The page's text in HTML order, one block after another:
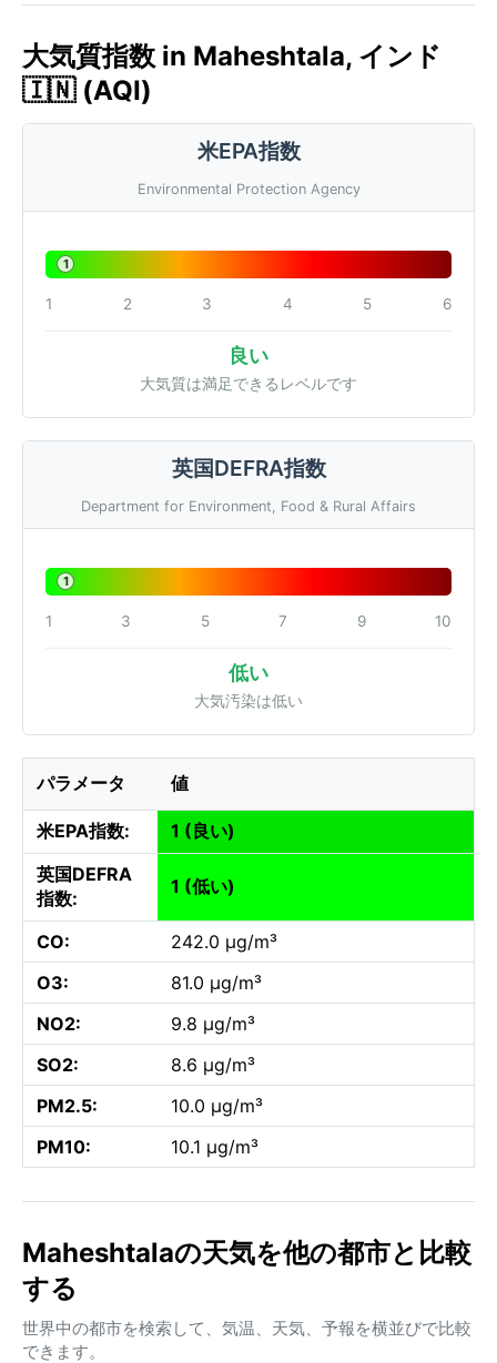
大気質指数 in Maheshtala, インド
🇮🇳 (AQI)
米EPA指数
Environmental Protection Agency
1
1 2 3 4 5 6
良い
大気質は満足できるレベルです
英国DEFRA指数
Department for Environment, Food & Rural Affairs
1
1 3 5 7 9 10
低い
大気汚染は低い
パラメータ 値
米EPA指数:
1 (良い)
英国DEFRA
指数:
1 (低い)
CO:
242.0 µg/m³
O3:
81.0 µg/m³
NO2:
9.8 µg/m³
SO2:
8.6 µg/m³
PM2.5:
10.0 µg/m³
PM10:
10.1 µg/m³
Maheshtalaの天気を他の都市と比較
する
世界中の都市を検索して、気温、天気、予報を横並びで比較
できます。